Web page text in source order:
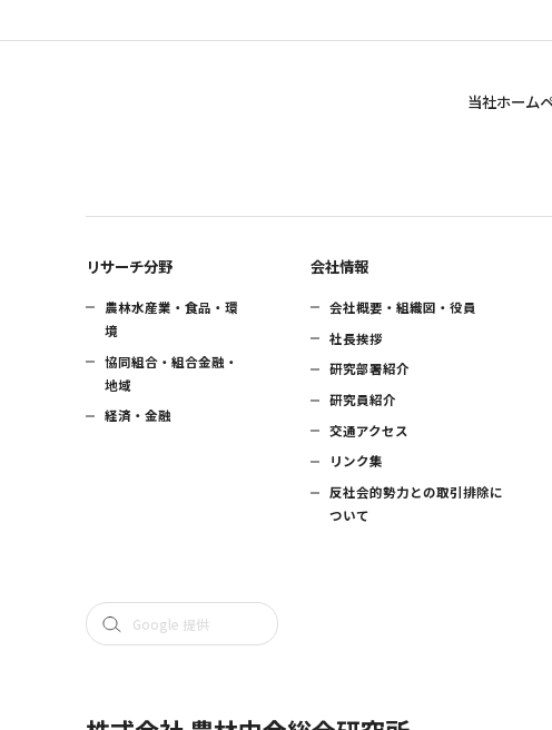
当社ホーム
リサーチ分野
農林水産業・食品・環
境
協同組合・組合金融・
地域
経済・金融
会社情報
会社概要・組織図・役員
社長挨拶
研究部署紹介
研究員紹介
交通アクセス
リンク集
反社会的勢力との取引排除に
ついて